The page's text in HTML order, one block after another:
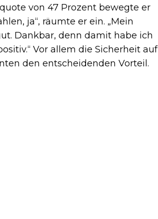
von 47 Prozent bewegte er
ja“, räumte er ein. „Mein
Dankbar, denn damit habe ich
Vor allem die Sicherheit auf
den entscheidenden Vorteil.